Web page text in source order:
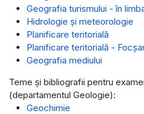
Geografia turismului - în
Hidrologie și meteorologie
Planificare teritorială
Planificare teritorială -
Geografia mediului
Teme și bibliografii pentru
(departamentul Geologie):
Geochimie